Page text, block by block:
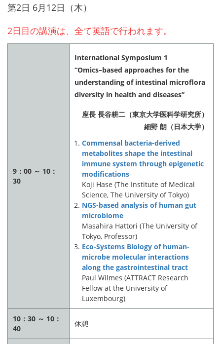
第2日 6月12日（木）
2日目の講演は、全て英語で行われます。
9：00 ～ 10：
30
International Symposium 1
“Omics–based approaches for the
understanding of intestinal microflora
diversity in health and diseases”
座長 長谷耕二（東京大学医科学研究所）
細野 朗（日本大学）
Commensal bacteria-derived
metabolites shape the intestinal
immune system through epigenetic
modifications
Koji Hase (The Institute of Medical
Science, The University of Tokyo)
NGS-based analysis of human gut
microbiome
Masahira Hattori (The University of
Tokyo, Professor)
Eco-Systems Biology of human-
microbe molecular interactions
along the gastrointestinal tract
Paul Wilmes (ATTRACT Research
Fellow at the University of
Luxembourg)
10：30 ～ 10：
40
休憩